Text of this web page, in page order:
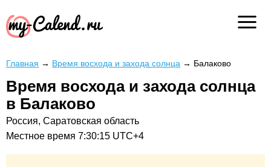
Главная → Время восхода и захода солнца → Балаково
Время восхода и захода солнца
в Балаково
Россия, Саратовская область
Местное время 7:30:15 UTC+4